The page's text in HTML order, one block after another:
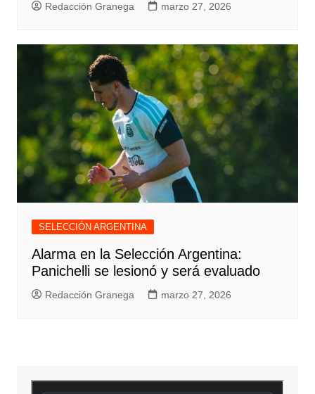
Redacción Granega marzo 27, 2026
SELECCIÓN ARGENTINA
Alarma en la Selección Argentina:
Panichelli se lesionó y será evaluado
Redacción Granega marzo 27, 2026